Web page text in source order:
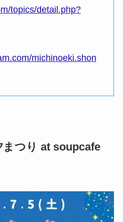
topics/detail.php?
michinoeki.shon
つり at soupcafe